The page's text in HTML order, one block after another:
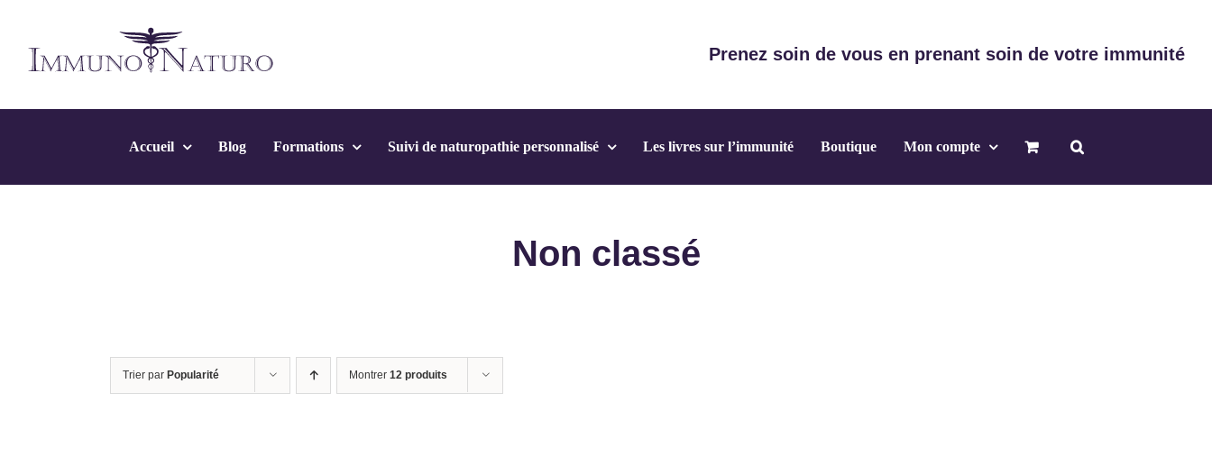
contenu
Prenez soin de vous en prenant soin de votre immunité
Accueil Blog Formations Suivi de naturopathie personnalisé Les livres sur l’immunité Boutique Mon compte
Non classé
Trier par Popularité Montrer 12 produits